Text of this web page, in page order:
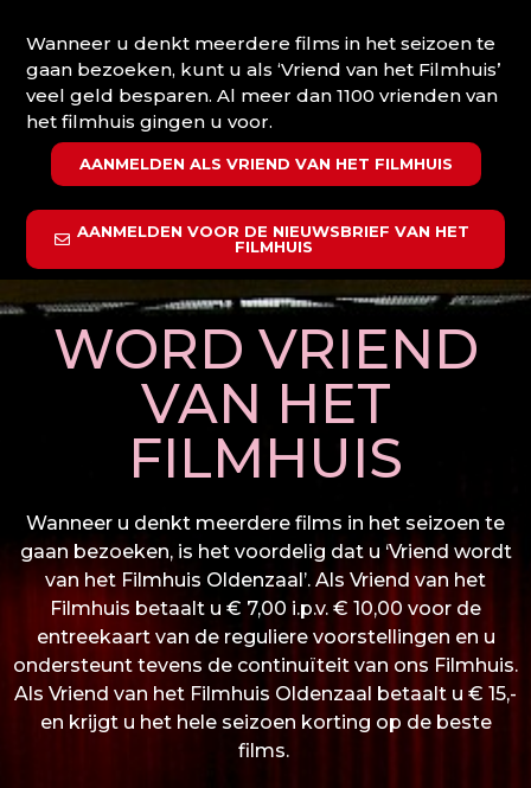
Wanneer u denkt meerdere films in het seizoen te
gaan bezoeken, kunt u als ‘Vriend van het Filmhuis’
veel geld besparen. Al meer dan 1100 vrienden van
het filmhuis gingen u voor.
AANMELDEN ALS VRIEND VAN HET FILMHUIS
AANMELDEN VOOR DE NIEUWSBRIEF VAN HET
FILMHUIS
WORD VRIEND
VAN HET
FILMHUIS
Wanneer u denkt meerdere films in het seizoen te
gaan bezoeken, is het voordelig dat u ‘Vriend wordt
van het Filmhuis Oldenzaal’. Als Vriend van het
Filmhuis betaalt u € 7,00 i.p.v. € 10,00 voor de
entreekaart van de reguliere voorstellingen en u
ondersteunt tevens de continuïteit van ons Filmhuis.
Als Vriend van het Filmhuis Oldenzaal betaalt u € 15,-
en krijgt u het hele seizoen korting op de beste
films.